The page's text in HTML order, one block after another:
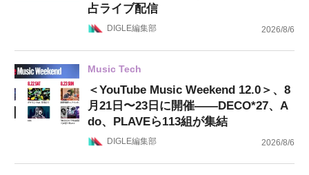
占ライブ配信
DIGLE編集部 2026/8/6
Music Tech
＜YouTube Music Weekend 12.0＞、8
月21日〜23日に開催——DECO*27、A
do、PLAVEら113組が集結
DIGLE編集部 2026/8/6